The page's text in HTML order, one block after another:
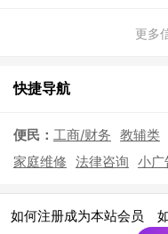
更多
快捷导航
便民： 工商/财务 教辅类
家庭维修 法律咨询 小广
如何注册成为本站会员